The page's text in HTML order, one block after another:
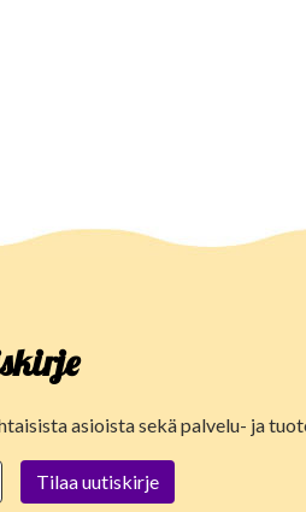
asioista sekä palvelu- ja